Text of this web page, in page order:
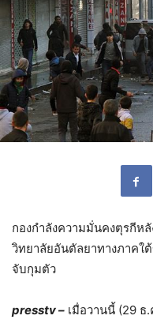
กองกำลังความมั่นคงตุรกีห
วิทยาลัยอันตัลยาทางภาคใ
จับกุมตัว
presstv – เมื่อวานนี้ (29